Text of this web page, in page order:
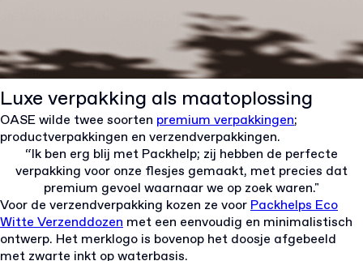
Luxe verpakking als maatoplossing
OASE wilde twee soorten premium verpakkingen;
productverpakkingen en verzendverpakkingen.
“Ik ben erg blij met Packhelp; zij hebben de perfecte
verpakking voor onze flesjes gemaakt, met precies dat
premium gevoel waarnaar we op zoek waren."
Voor de verzendverpakking kozen ze voor Packhelps Eco
Witte Verzenddozen met een eenvoudig en minimalistisch
ontwerp. Het merklogo is bovenop het doosje afgebeeld
met zwarte inkt op waterbasis.